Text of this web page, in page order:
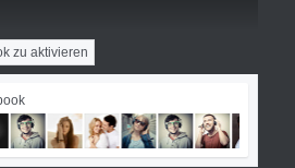
zu aktivieren